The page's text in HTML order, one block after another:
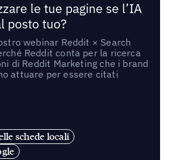
le tue pagine se l’IA
posto tuo?
webinar Reddit × Search
Reddit conta per la ricerca
di Reddit Marketing che i brand
attuare per essere citati
schede locali